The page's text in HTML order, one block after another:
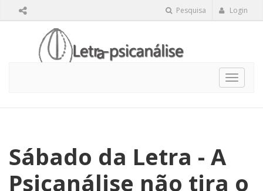
Pesquisa Login
Toggle
Sábado da Letra - A
Psicanálise não tira o